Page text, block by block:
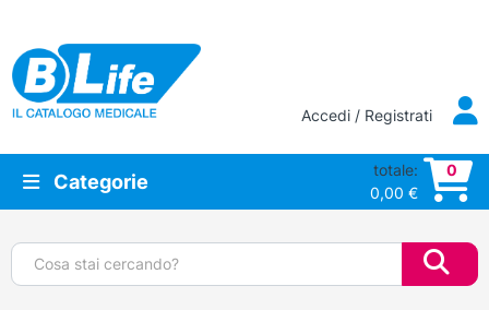
Vai al contenuto principale
Accedi / Registrati
Categorie
totale:
0,00 €
0
Cerca: